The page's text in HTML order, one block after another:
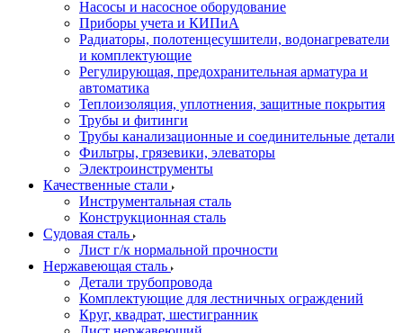
Насосы и насосное оборудование
Приборы учета и КИПиА
Радиаторы, полотенцесушители, водонагреватели
и комплектующие
Регулирующая, предохранительная арматура и
автоматика
Теплоизоляция, уплотнения, защитные покрытия
Трубы и фитинги
Трубы канализационные и соединительные детали
Фильтры, грязевики, элеваторы
Электроинструменты
Качественные стали
Инструментальная сталь
Конструкционная сталь
Судовая сталь
Лист г/к нормальной прочности
Нержавеющая сталь
Детали трубопровода
Комплектующие для лестничных ограждений
Круг, квадрат, шестигранник